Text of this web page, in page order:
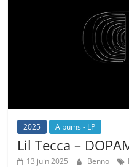
2025 Albums - LP
Lil Tecca –
13 juin 2025 Benno